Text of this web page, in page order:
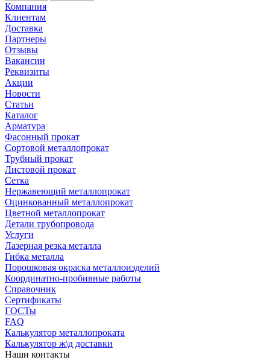
Компания
Клиентам
Доставка
Партнеры
Отзывы
Вакансии
Реквизиты
Акции
Новости
Статьи
Каталог
Арматура
Фасонный прокат
Сортовой металлопрокат
Трубный прокат
Листовой прокат
Сетка
Нержавеющий металлопрокат
Оцинкованный металлопрокат
Цветной металлопрокат
Детали трубопровода
Услуги
Лазерная резка металла
Гибка металла
Порошковая окраска металлоизделий
Координатно-пробивные работы
Справочник
Сертификаты
ГОСТы
FAQ
Калькулятор металлопроката
Калькулятор ж\д доставки
Наши контакты